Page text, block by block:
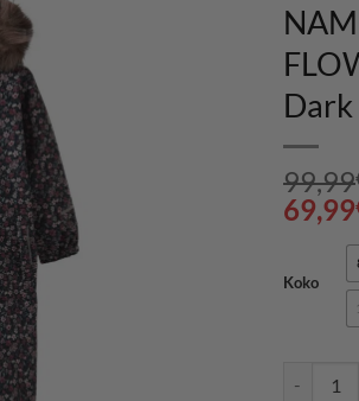
Dark
99,99
69,99
Koko